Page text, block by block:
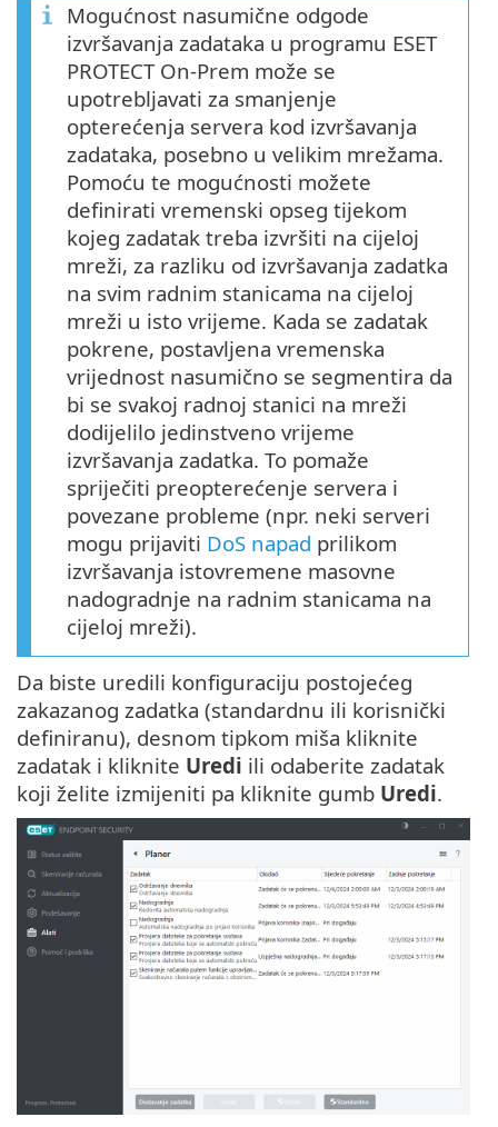
Mogućnost nasumične odgode
izvršavanja zadataka u programu ESET
PROTECT On-Prem može se
upotrebljavati za smanjenje
opterećenja servera kod izvršavanja
zadataka, posebno u velikim mrežama.
Pomoću te mogućnosti možete
definirati vremenski opseg tijekom
kojeg zadatak treba izvršiti na cijeloj
mreži, za razliku od izvršavanja zadatka
na svim radnim stanicama na cijeloj
mreži u isto vrijeme. Kada se zadatak
pokrene, postavljena vremenska
vrijednost nasumično se segmentira da
bi se svakoj radnoj stanici na mreži
dodijelilo jedinstveno vrijeme
izvršavanja zadatka. To pomaže
spriječiti preopterećenje servera i
povezane probleme (npr. neki serveri
mogu prijaviti DoS napad prilikom
izvršavanja istovremene masovne
nadogradnje na radnim stanicama na
cijeloj mreži).
Da biste uredili konfiguraciju postojećeg
zakazanog zadatka (standardnu ili korisnički
definiranu), desnom tipkom miša kliknite
zadatak i kliknite Uredi ili odaberite zadatak
koji želite izmijeniti pa kliknite gumb Uredi.